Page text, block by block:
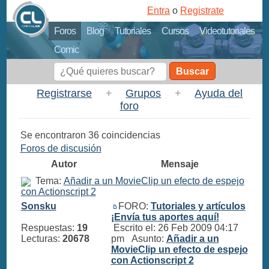
Foros Blog Tutoriales Cursos
Videotutoriales
Comic
Entra o Registrate
Buscar
Registrarse + Grupos +
Ayuda del
foro
Se encontraron 36 coincidencias
Foros de discusión
Autor
Mensaje
Tema: Añadir a un MovieClip un efecto de espejo
con Actionscript 2
Sonsku
Respuestas: 19
Lecturas: 20678
FORO: Tutoriales y artículos
¡Envía tus aportes aquí!
Escrito el: 26 Feb 2009 04:17
pm Asunto: Añadir a un
MovieClip un efecto de espejo
con Actionscript 2